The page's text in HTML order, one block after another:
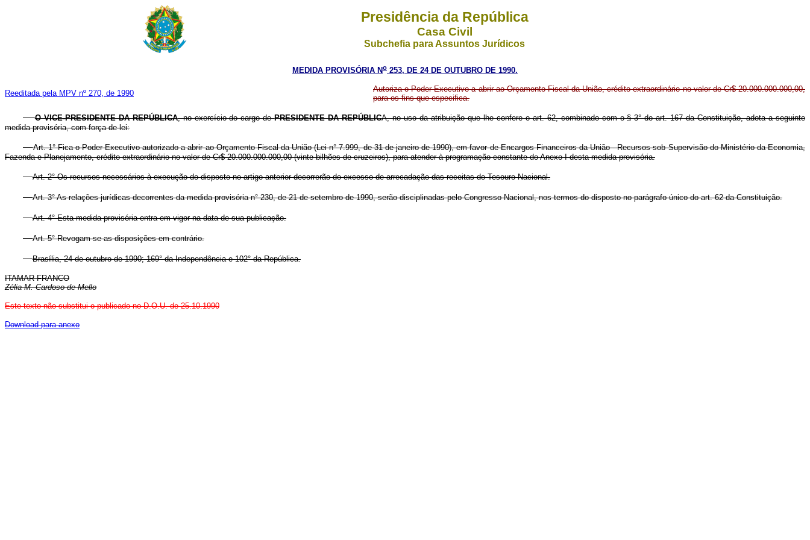
Presidência da República
Casa Civil
Subchefia para Assuntos Jurídicos
MEDIDA PROVISÓRIA No 253, DE 24 DE OUTUBRO DE 1990.
Reeditada pela MPV nº 270, de 1990
Autoriza o Poder Executivo a abrir ao Orçamento Fiscal da União, crédito extraordinário no valor de Cr$ 20.000.000.000,00,
para os fins que especifica.
O VICE-PRESIDENTE DA REPÚBLICA, no exercício do cargo dePRESIDENTE DA REPÚBLICA, no uso da atribuição que lhe confere o art. 62, combinado com o § 3° do art. 167 da Constituição, adota a seguinte
medida provisória, com força de lei:
Art. 1° Fica o Poder Executivo autorizado a abrir ao Orçamento Fiscal da União (Lei n° 7.999, de 31 de janeiro de 1990), em favor de Encargos Financeiros da União - Recursos sob Supervisão do Ministério da Economia,
Fazenda e Planejamento, crédito extraordinário no valor de Cr$ 20.000.000.000,00 (vinte bilhões de cruzeiros), para atender à programação constante do Anexo I desta medida provisória.
Art. 2° Os recursos necessários à execução do disposto no artigo anterior decorrerão do excesso de arrecadação das receitas do Tesouro Nacional.
Art. 3° As relações jurídicas decorrentes da medida provisória n° 230, de 21 de setembro de 1990, serão disciplinadas pelo Congresso Nacional, nos termos do disposto no parágrafo único do art. 62 da Constituição.
Art. 4° Esta medida provisória entra em vigor na data de sua publicação.
Art. 5° Revogam-se as disposições em contrário.
Brasília, 24 de outubro de 1990; 169° da Independência e 102° da República.
ITAMAR FRANCO
Zélia M. Cardoso de Mello
Este texto não substitui o publicado no D.O.U. de 25.10.1990
Download para anexo